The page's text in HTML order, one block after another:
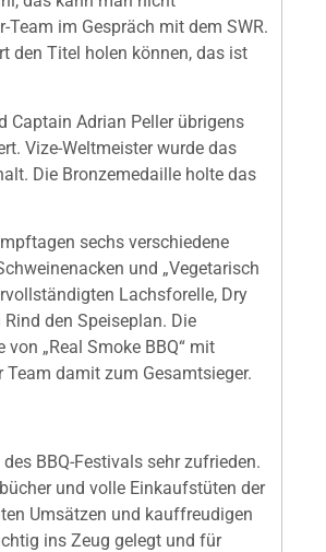
Team im Gespräch mit dem SWR.
den Titel holen können, das ist
Captain Adrian Peller übrigens
Vize-Weltmeister wurde das
Die Bronzemedaille holte das
sechs verschiedene
und „Vegetarisch
Lachsforelle, Dry
den Speiseplan. Die
„Real Smoke BBQ“ mit
damit zum Gesamtsieger.
BBQ-Festivals sehr zufrieden.
und volle Einkaufstüten der
Umsätzen und kauffreudigen
ins Zeug gelegt und für